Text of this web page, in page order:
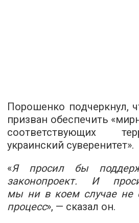
Порошенко подчеркнул,
призван обеспечить
соответствующих
украинский суверенитет».
«Я просил бы
законопроект. И
мы ни в коем случае не
процесс», — сказал он.